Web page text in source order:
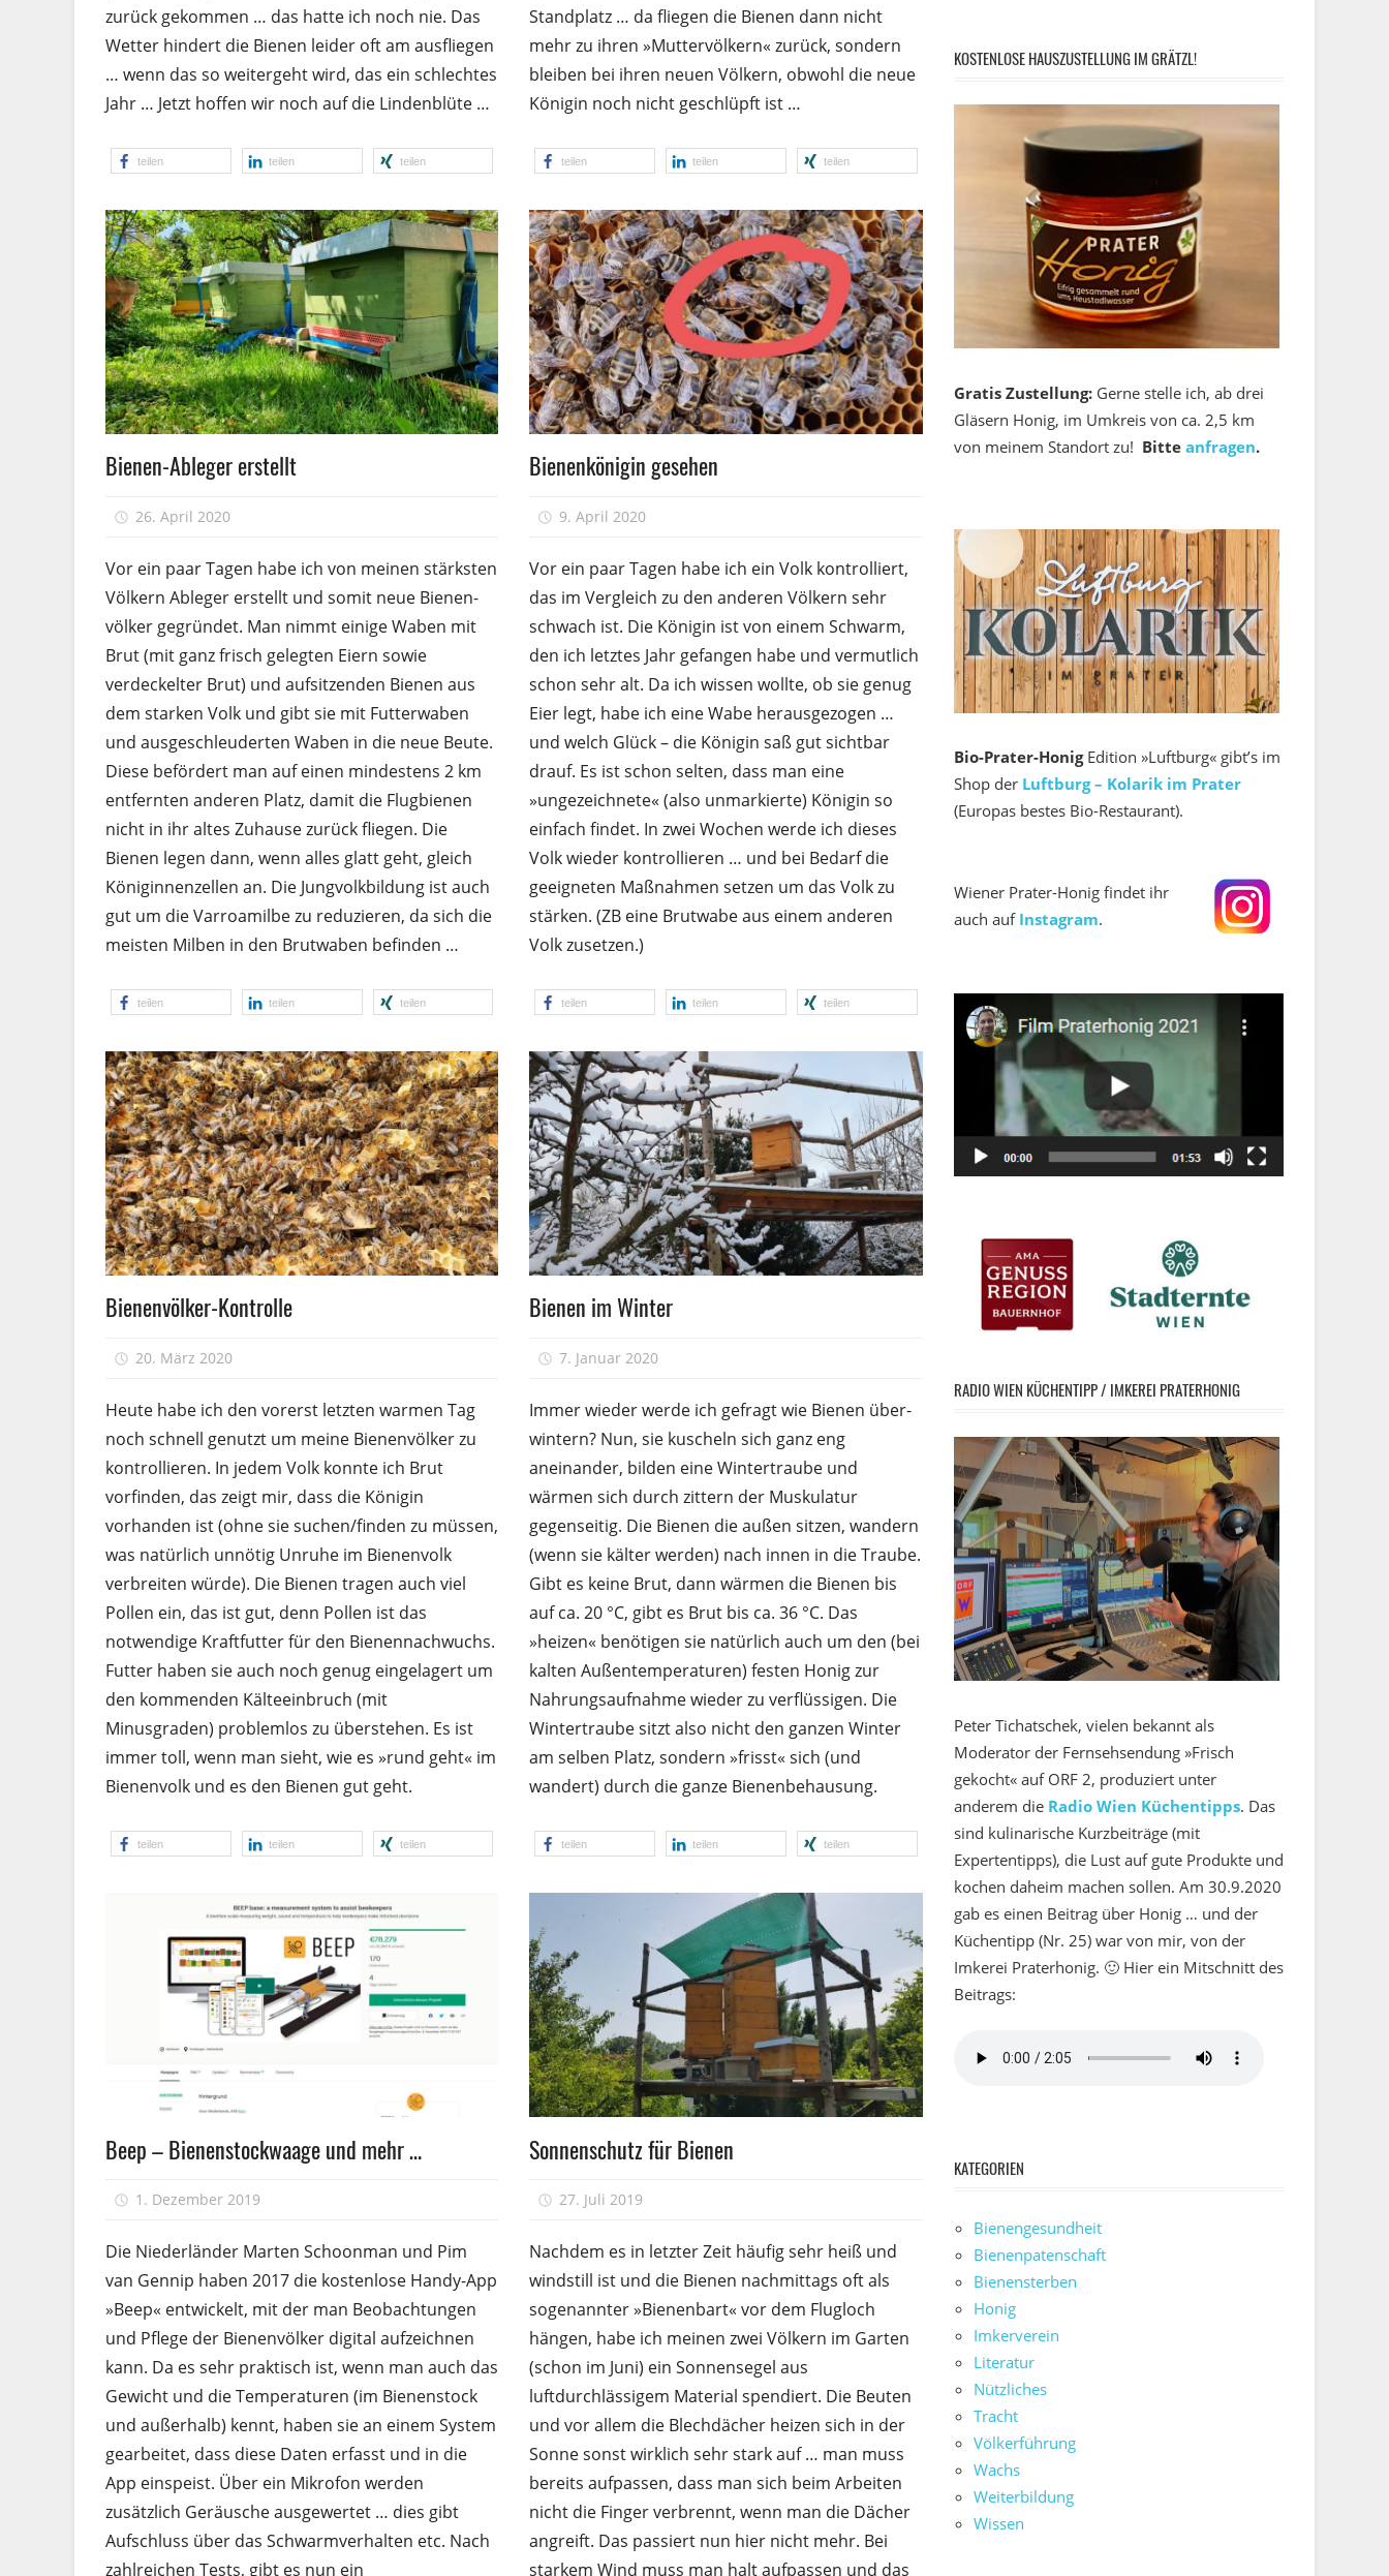
zurück ­gekommen … das hatte ich noch nie. Das
Wetter hindert die Bienen leider oft am ausfliegen
… wenn das so weitergeht wird, das ein schlechtes
Jahr … Jetzt hoffen wir noch auf die Lindenblüte …
teilen teilen teilen
Standplatz … da fliegen die Bienen dann nicht
mehr zu ihren »Muttervölkern« zurück, sondern
bleiben bei ihren neuen Völkern, obwohl die neue
Königin noch nicht geschlüpft ist …
teilen teilen teilen
Völkerführung
Bienen-Ableger erstellt
26. April 2020
Vor ein paar Tagen habe ich von meinen stärksten
Völkern Ableger erstellt und somit neue Bienen­
völker gegründet. Man nimmt einige Waben mit
Brut (mit ganz frisch gelegten Eiern sowie
verdeckelter Brut) und aufsitzenden Bienen aus
dem starken Volk und gibt sie mit Futterwaben
und ausgeschleuderten Waben in die neue Beute.
Diese befördert man auf einen mindestens 2 km
entfernten anderen Platz, damit die Flugbienen
nicht in ihr altes Zuhause zurück fliegen. Die
Bienen legen dann, wenn alles glatt geht, gleich
Königinnenzellen an. Die Jungvolk­bildung ist auch
gut um die Varroamilbe zu reduzieren, da sich die
meisten Milben in den Brutwaben befinden …
teilen teilen teilen
Völkerführung
Bienenkönigin gesehen
9. April 2020
Vor ein paar Tagen habe ich ein Volk kontrolliert,
das im Vergleich zu den anderen Völkern sehr
schwach ist. Die Königin ist von einem Schwarm,
den ich letztes Jahr gefangen habe und vermutlich
schon sehr alt. Da ich wissen wollte, ob sie genug
Eier legt, habe ich eine Wabe herausgezogen …
und welch Glück – die Königin saß gut sichtbar
drauf. Es ist schon selten, dass man eine
»ungezeichnete« (also unmarkierte) Königin so
einfach findet. In zwei Wochen werde ich dieses
Volk wieder kontrollieren … und bei Bedarf die
geeigneten Maßnahmen setzen um das Volk zu
stärken. (ZB eine Brutwabe aus einem anderen
Volk zusetzen.)
teilen teilen teilen
Völkerführung
Bienenvölker-Kontrolle
20. März 2020
Heute habe ich den vorerst letzten warmen Tag
noch schnell genutzt um meine Bienenvölker zu
kontrollieren. In jedem Volk konnte ich Brut
vorfinden, das zeigt mir, dass die Königin
vorhanden ist (ohne sie suchen/finden zu müssen,
was natürlich unnötig Unruhe im Bienenvolk
verbreiten würde). Die Bienen tragen auch viel
Pollen ein, das ist gut, denn Pollen ist das
notwendige Kraftfutter für den Bienennachwuchs.
Futter haben sie auch noch genug eingelagert um
den kommenden Kälteeinbruch (mit
Minusgraden) problemlos zu überstehen. Es ist
immer toll, wenn man sieht, wie es »rund geht« im
Bienenvolk und es den Bienen gut geht.
teilen teilen teilen
Völkerführung
Bienen im Winter
7. Januar 2020
Immer wieder werde ich gefragt wie Bienen über­
wintern? Nun, sie kuscheln sich ganz eng
aneinander, bilden eine Wintertraube und
wärmen sich durch zittern der Muskulatur
gegenseitig. Die Bienen die außen sitzen, wandern
(wenn sie kälter werden) nach innen in die Traube.
Gibt es keine Brut, dann wärmen die Bienen bis
auf ca. 20 °C, gibt es Brut bis ca. 36 °C. Das
»heizen« benötigen sie natürlich auch um den (bei
kalten Außen­temperaturen) festen Honig zur
Nahrungs­aufnahme wieder zu verflüssigen. Die
Winter­traube sitzt also nicht den ganzen Winter
am selben Platz, sondern »frisst« sich (und
wandert) durch die ganze Bienenbehausung.
teilen teilen teilen
Beep – Bienenstockwaage und mehr …
1. Dezember 2019
Die Niederländer Marten Schoonman und Pim
van Gennip haben 2017 die kostenlose Handy-App
»Beep« entwickelt, mit der man Beobachtungen
und Pflege der Bienen­völker digital aufzeichnen
kann. Da es sehr praktisch ist, wenn man auch das
Gewicht und die Temperaturen (im Bienenstock
und außerhalb) kennt, haben sie an einem System
gearbeitet, dass diese Daten erfasst und in die
App einspeist. Über ein Mikrofon werden
zusätzlich Geräusche ausgewertet … dies gibt
Aufschluss über das Schwarm­verhalten etc. Nach
zahlreichen Tests, gibt es nun ein
Völkerführung
Sonnenschutz für Bienen
27. Juli 2019
Nachdem es in letzter Zeit häufig sehr heiß und
windstill ist und die Bienen nachmittags oft als
sogenannter »Bienenbart« vor dem Flugloch
hängen, habe ich meinen zwei Völkern im Garten
(schon im Juni) ein Sonnensegel aus
luftdurchlässigem Material spendiert. Die Beuten
und vor allem die Blechdächer heizen sich in der
Sonne sonst wirklich sehr stark auf … man muss
bereits aufpassen, dass man sich beim Arbeiten
nicht die Finger verbrennt, wenn man die Dächer
angreift. Das passiert nun hier nicht mehr. Bei
starkem Wind muss man halt aufpassen und das
KOSTENLOSE HAUSZUSTELLUNG IM GRÄTZL!
Gratis Zustellung:Gerne stelle ich, ab drei
Gläsern Honig, im Umkreis von ca. 2,5 km
von meinem Standort zu! Bitte anfragen.
Bio-Prater-HonigEdition »Luftburg« gibt’s im
Shop der Luftburg – Kolarik im Prater
(Europas bestes Bio-Restaurant).
Wiener Prater-Honig findet ihr
auch auf Instagram.
RADIO WIEN KÜCHENTIPP / IMKEREI PRATERHONIG
Peter Tichatschek, vielen bekannt als
Moderator der Fernsehsendung »Frisch
gekocht« auf ORF 2, produziert unter
anderem die Radio Wien Küchentipps. Das
sind kulinarische Kurzbeiträge (mit
Expertentipps), die Lust auf gute Produkte und
kochen daheim machen sollen. Am 30.9.2020
gab es einen Beitrag über Honig … und der
Küchentipp (Nr. 25) war von mir, von der
Imkerei Praterhonig. 🙂 Hier ein Mitschnitt des
Beitrags:
KATEGORIEN
Bienengesundheit
Bienenpatenschaft
Bienensterben
Honig
Imkerverein
Literatur
Nützliches
Tracht
Völkerführung
Wachs
Weiterbildung
Wissen